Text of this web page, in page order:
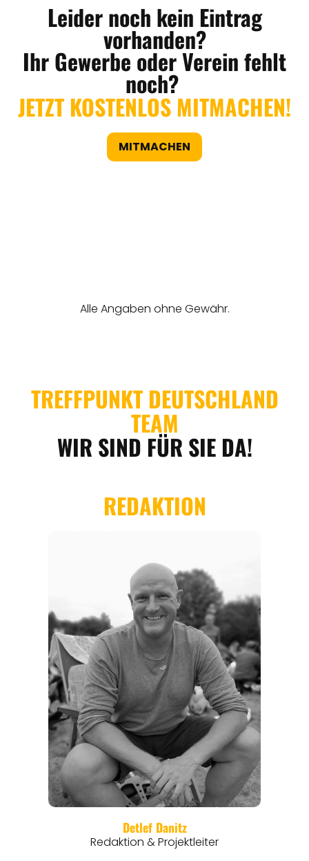
Leider noch kein Eintrag
vorhanden?
Ihr Gewerbe oder Verein fehlt
noch?
JETZT KOSTENLOS MITMACHEN!
MITMACHEN